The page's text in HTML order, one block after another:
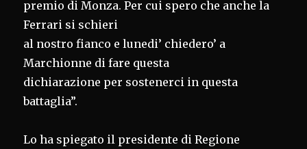
premio di Monza. Per cui spero che anche la
Ferrari si schieri
al nostro fianco e lunedi’ chiedero’ a
Marchionne di fare questa
dichiarazione per sostenerci in questa
battaglia”.
Lo ha spiegato il presidente di Regione